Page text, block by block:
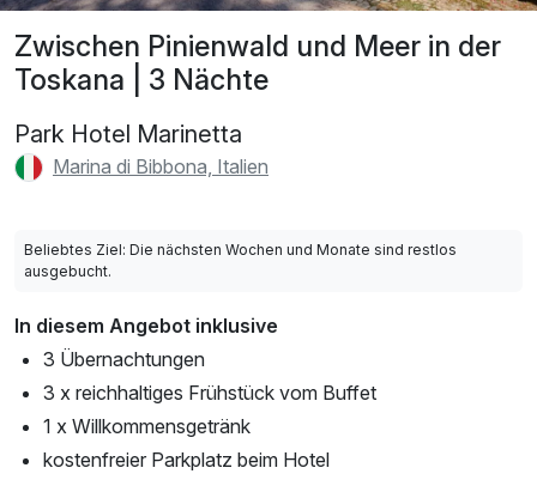
Zwischen Pinienwald und Meer in der
Toskana | 3 Nächte
Park Hotel Marinetta
Marina di Bibbona, Italien
Beliebtes Ziel: Die nächsten Wochen und Monate sind restlos
ausgebucht.
In diesem Angebot inklusive
3 Übernachtungen
3 x reichhaltiges Frühstück vom Buffet
1 x Willkommensgetränk
kostenfreier Parkplatz beim Hotel